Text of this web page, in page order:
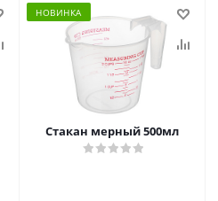
НОВИНКА
Стакан мерный 500мл